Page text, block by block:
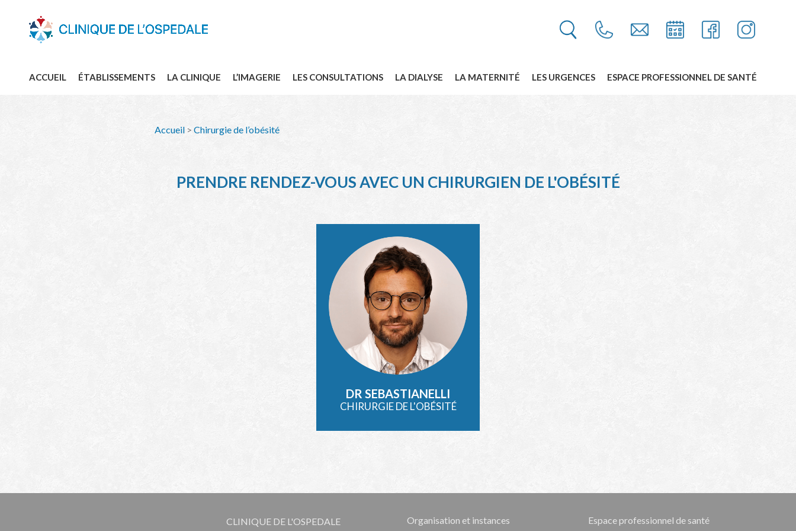
ACCUEIL ÉTABLISSEMENTS LA CLINIQUE L’IMAGERIE LES CONSULTATIONS LA DIALYSE LA MATERNITÉ LES URGENCES ESPACE PROFESSIONNEL DE SANTÉ
Accueil > Chirurgie de l’obésité
PRENDRE RENDEZ-VOUS AVEC UN CHIRURGIEN DE L'OBÉSITÉ
DR SEBASTIANELLI
CHIRURGIE DE L'OBÉSITÉ
CLINIQUE DE L'OSPEDALE
Organisation et instances Espace professionnel de santé